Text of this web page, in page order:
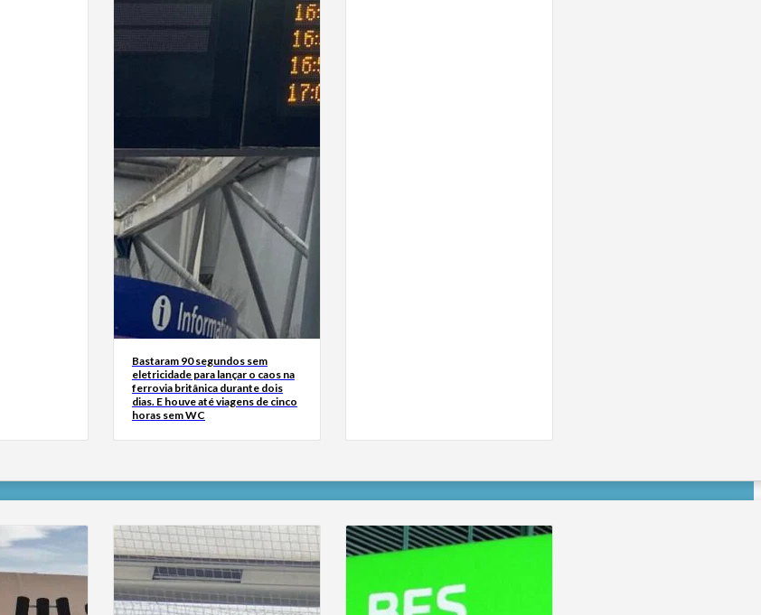
Bastaram 90 segundos sem
eletricidade para lançar o caos na
ferrovia britânica durante dois
dias. E houve até viagens de cinco
horas sem WC